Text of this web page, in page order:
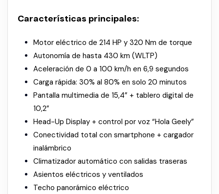
Características principales:
Motor eléctrico de 214 HP y 320 Nm de torque
Autonomía de hasta 430 km (WLTP)
Aceleración de 0 a 100 km/h en 6,9 segundos
Carga rápida: 30% al 80% en solo 20 minutos
Pantalla multimedia de 15,4” + tablero digital de
10,2”
Head-Up Display + control por voz “Hola Geely”
Conectividad total con smartphone + cargador
inalámbrico
Climatizador automático con salidas traseras
Asientos eléctricos y ventilados
Techo panorámico eléctrico